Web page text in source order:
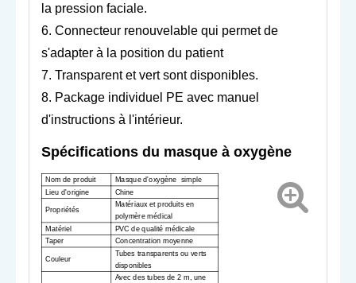
la pression faciale.
6. Connecteur renouvelable qui permet de
s'adapter à la position du patient
7. Transparent et vert sont disponibles.
8. Package individuel PE avec manuel
d'instructions à l'intérieur.
Spécifications du masque à oxygène
Nom de produit Masque d'oxygène simple
Lieu d'origine
Chine
Propriétés
Matériaux et produits en
polymère médical
Matériel
PVC de qualité médicale
Taper
Concentration moyenne
Couleur
Tubes transparents ou verts
disponibles
Avec des tubes de 2 m, une